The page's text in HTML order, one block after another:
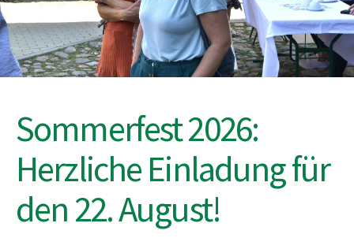
Sommerfest 2026:
Herzliche Einladung für
den 22. August!